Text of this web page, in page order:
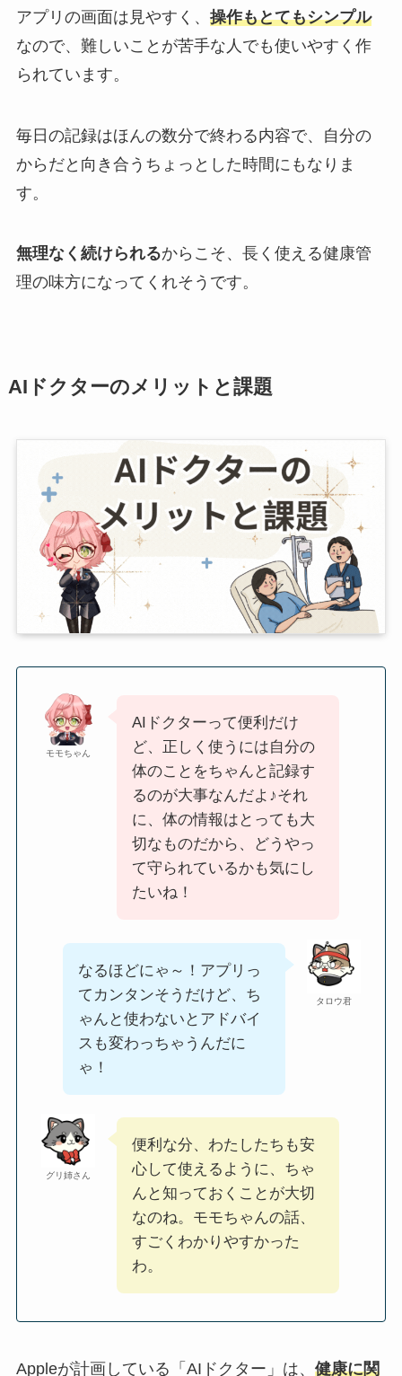
アプリの画面は見やすく、 操作もとてもシンプル
なので、難しいことが苦手な人でも使いやすく作
られています。
毎日の記録はほんの数分で終わる内容で、自分の
からだと向き合うちょっとした時間にもなりま
す。
無理なく続けられるからこそ、長く使える健康管
理の味方になってくれそうです。
AIドクターのメリットと課題
モモちゃん
AIドクターって便利だけ
ど、正しく使うには自分の
体のことをちゃんと記録す
るのが大事なんだよ♪それ
に、体の情報はとっても大
切なものだから、どうやっ
て守られているかも気にし
たいね！
タロウ君
なるほどにゃ～！アプリっ
てカンタンそうだけど、ち
ゃんと使わないとアドバイ
スも変わっちゃうんだに
ゃ！
グリ姉さん
便利な分、わたしたちも安
心して使えるように、ちゃ
んと知っておくことが大切
なのね。モモちゃんの話、
すごくわかりやすかった
わ。
Appleが計画している「AIドクター」は、 健康に関